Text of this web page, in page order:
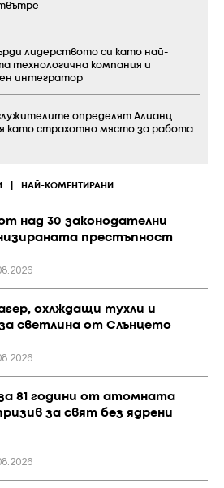
НАЙ-КОМЕНТИРАНИ
над 30 законодателни
престъпност
охлждащи тухли и
светлина от Слънцето
81 години от атомната
за свят без ядрени
лидерството си като най-
технологична компания и
интегратор
определят Алианц
като страхотно място за работа